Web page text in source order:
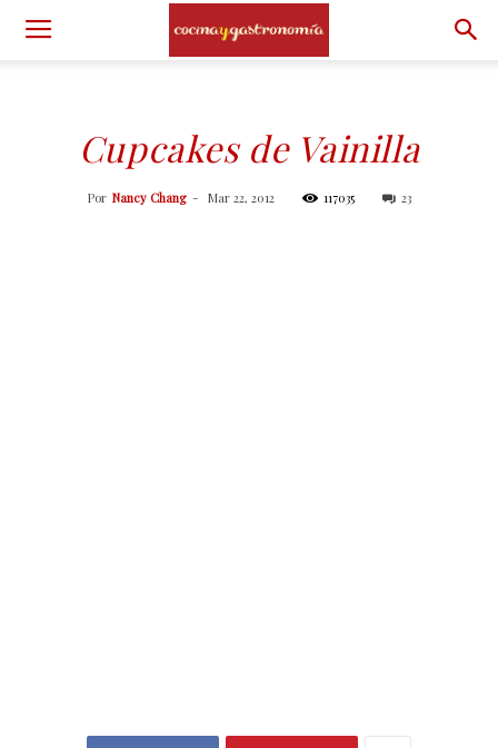
Cupcakes de Vainilla
Por Nancy Chang - Mar 22, 2012 117035 23